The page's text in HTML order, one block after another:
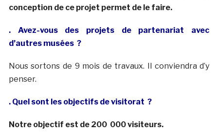
conception de ce projet permet de le faire.
. Avez-vous des projets de partenariat avec
d’autres musées ?
Nous sortons de 9 mois de travaux. Il conviendra d’y
penser.
. Quel sont les objectifs de visitorat ?
Notre objectif est de 200 000 visiteurs.